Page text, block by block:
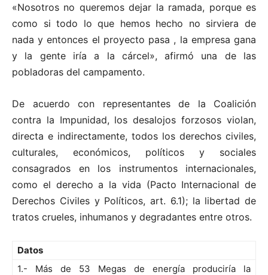
«Nosotros no queremos dejar la ramada, porque es
como si todo lo que hemos hecho no sirviera de
nada y entonces el proyecto pasa , la empresa gana
y la gente iría a la cárcel», afirmó una de las
pobladoras del campamento.
De acuerdo con representantes de la Coalición
contra la Impunidad, los desalojos forzosos violan,
directa e indirectamente, todos los derechos civiles,
culturales, económicos, políticos y sociales
consagrados en los instrumentos internacionales,
como el derecho a la vida (Pacto Internacional de
Derechos Civiles y Políticos, art. 6.1); la libertad de
tratos crueles, inhumanos y degradantes entre otros.
Datos
1.- Más de 53 Megas de energía produciría la